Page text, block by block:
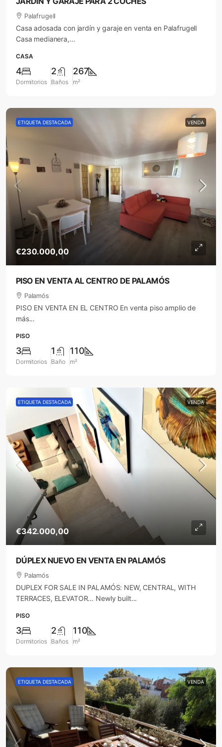
Palafrugell
Casa adosada con jardín y garaje en venta en Palafrugell
Casa medianera,...
CASA
4
Dormitorios
2
Baños
267
m²
ETIQUETA DESTACADA VENDA
€230.000,00
PISO EN VENTA AL CENTRO DE PALAMÓS
Palamós
PISO EN VENTA EN EL CENTRO En venta piso amplio de
más...
PISO
3
Dormitorios
1
Baño
110
m²
ETIQUETA DESTACADA VENDA
€342.000,00
DÚPLEX NUEVO EN VENTA EN PALAMÓS
Palamós
DUPLEX FOR SALE IN PALAMÓS: NEW, CENTRAL, WITH
TERRACES, ELEVATOR… Newly built...
PISO
3
Dormitorios
2
Baños
110
m²
ETIQUETA DESTACADA VENDA